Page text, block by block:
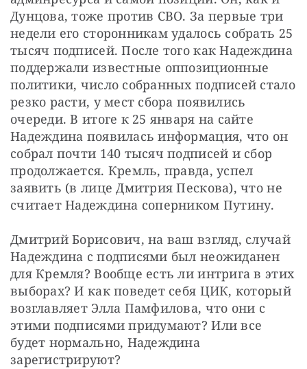
Дунцова, тоже против СВО. За первые три
недели его сторонникам удалось собрать 25
тысяч подписей. После того как Надеждина
поддержали известные оппозиционные
политики, число собранных подписей стало
резко расти, у мест сбора появились
очереди. В итоге к 25 января на сайте
Надеждина появилась информация, что он
собрал почти 140 тысяч подписей и сбор
продолжается. Кремль, правда, успел
заявить (в лице Дмитрия Пескова), что не
считает Надеждина соперником Путину.
Дмитрий Борисович, на ваш взгляд, случай
Надеждина с подписями был неожиданен
для Кремля? Вообще есть ли интрига в этих
выборах? И как поведет себя ЦИК, который
возглавляет Элла Памфилова, что они с
этими подписями придумают? Или все
будет нормально, Надеждина
зарегистрируют?